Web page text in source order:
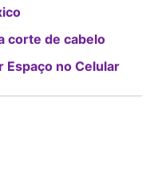
corte de cabelo
Espaço no Celular